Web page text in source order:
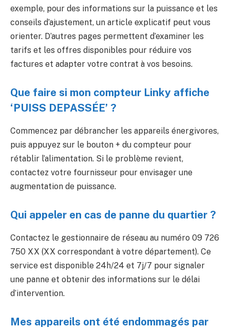
exemple, pour des informations sur la puissance et les
conseils d’ajustement, un article explicatif peut vous
orienter. D’autres pages permettent d’examiner les
tarifs et les offres disponibles pour réduire vos
factures et adapter votre contrat à vos besoins.
Que faire si mon compteur Linky affiche
‘PUISS DEPASSÉE’ ?
Commencez par débrancher les appareils énergivores,
puis appuyez sur le bouton + du compteur pour
rétablir l’alimentation. Si le problème revient,
contactez votre fournisseur pour envisager une
augmentation de puissance.
Qui appeler en cas de panne du quartier ?
Contactez le gestionnaire de réseau au numéro 09 726
750 XX (XX correspondant à votre département). Ce
service est disponible 24h/24 et 7j/7 pour signaler
une panne et obtenir des informations sur le délai
d’intervention.
Mes appareils ont été endommagés par